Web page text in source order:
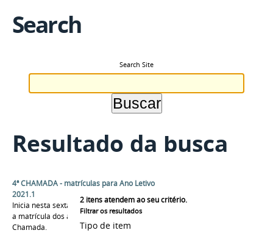
Search
Search Site
Resultado da busca
2 itens atendem ao seu critério.
Filtrar os resultados
Tipo de item
4ª CHAMADA - matrículas para Ano Letivo
2021.1
Inicia nesta sexta-feira, dia 23 de abril de 2021,
a matrícula dos alunos convocados na 4ª
Chamada.